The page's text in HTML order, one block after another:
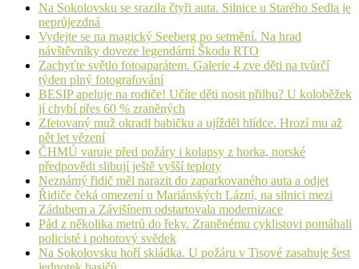
Na Sokolovsku se srazila čtyři auta. Silnice u Starého Sedla je
neprůjezdná
Vydejte se na magický Seeberg po setmění. Na hrad
návštěvníky doveze legendární Škoda RTO
Zachyťte světlo fotoaparátem. Galerie 4 zve děti na tvůrčí
týden plný fotografování
BESIP apeluje na rodiče! Učíte děti nosit přilbu? U koloběžek
jí chybí přes 60 % zraněných
Zfetovaný muž okradl babičku a ujížděl hlídce. Hrozí mu až
pět let vězení
ČHMÚ varuje před požáry i kolapsy z horka, norské
předpovědi slibují ještě vyšší teploty
Neznámý řidič měl narazit do zaparkovaného auta a odjet
Řidiče čeká omezení u Mariánských Lázní, na silnici mezi
Zádubem a Závišínem odstartovala modernizace
Pád z několika metrů do řeky. Zraněnému cyklistovi pomáhali
policisté i pohotový svědek
Na Sokolovsku hoří skládka. U požáru v Tisové zasahuje šest